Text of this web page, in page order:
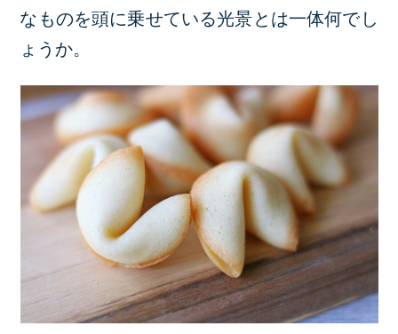
なものを頭に乗せている光景とは一体何でし
ょうか。